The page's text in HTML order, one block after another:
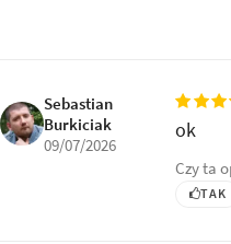
Sebastian
Burkiciak
09/07/2026
ok
Czy ta
TAK